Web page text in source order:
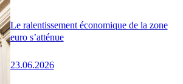
Le ralentissement économique de la zone
euro s’atténue
23.06.2026